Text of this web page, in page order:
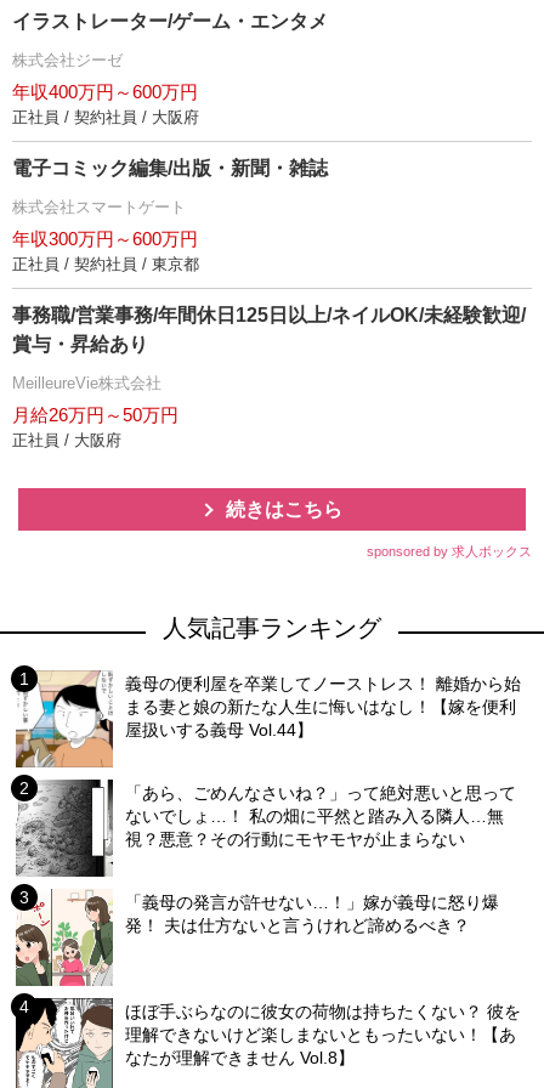
イラストレーター/ゲーム・エンタメ
株式会社ジーゼ
年収400万円～600万円
正社員 / 契約社員 / 大阪府
電子コミック編集/出版・新聞・雑誌
株式会社スマートゲート
年収300万円～600万円
正社員 / 契約社員 / 東京都
事務職/営業事務/年間休日125日以上/ネイルOK/未経験歓迎/
賞与・昇給あり
MeilleureVie株式会社
月給26万円～50万円
正社員 / 大阪府
続きはこちら
sponsored by 求人ボックス
人気記事ランキング
義母の便利屋を卒業してノーストレス！ 離婚から始
まる妻と娘の新たな人生に悔いはなし！【嫁を便利
屋扱いする義母 Vol.44】
「あら、ごめんなさいね？」って絶対悪いと思って
ないでしょ…！ 私の畑に平然と踏み入る隣人…無
視？悪意？その行動にモヤモヤが止まらない
「義母の発言が許せない…！」嫁が義母に怒り爆
発！ 夫は仕方ないと言うけれど諦めるべき？
ほぼ手ぶらなのに彼女の荷物は持ちたくない？ 彼を
理解できないけど楽しまないともったいない！【あ
なたが理解できません Vol.8】